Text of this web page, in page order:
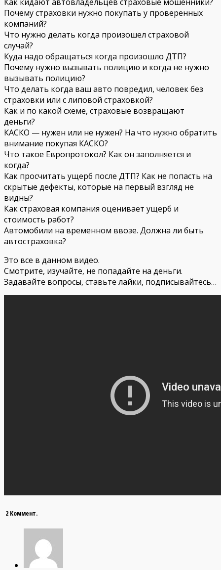
Почему страховки нужно покупать у проверенных
компаний?
Что нужно делать когда произошел страховой
случай?
Куда надо обращаться когда произошло ДТП?
Почему нужно вызывать полицию и когда не нужно
вызывать полицию?
Что делать когда ваш авто повредил, человек без
страховки или с липовой страховкой?
Как и по какой схеме, страховые возвращают
деньги?
КАСКО — нужен или не нужен? На что нужно обратить
внимание покупая КАСКО?
Что такое Европротокол? Как он заполняется и
когда?
Как просчитать ущерб после ДТП? Как не попасть на
скрытые дефекты, которые на первый взгляд не
видны?
Как страховая компания оценивает ущерб и
стоимость работ?
Автомобили на временном ввозе. Должна ли быть
автостраховка?
Это все в данном видео.
Смотрите, изучайте, не попадайте на деньги.
Задавайте вопросы, ставьте лайки, подписывайтесь…
2 Коммент.